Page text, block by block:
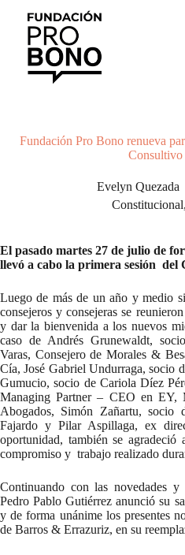
contenido
Fundación Pro Bono renueva
Consultivo
Evelyn Quezada
Constitucional,
El pasado martes 27 de julio de
llevó a cabo la primera sesión del
Luego de más de un año y medio
consejeros y consejeras se
y dar la bienvenida a los nuevos
caso de Andrés Grunewaldt,
Varas, Consejero de Morales &
Cía, José Gabriel Undurraga, socio
Gumucio, socio de Cariola Díez
Managing Partner – CEO en EY,
Abogados, Simón Zañartu, socio
Fajardo y Pilar Aspillaga, ex
oportunidad, también se agradeció
compromiso y trabajo realizado
Continuando con las novedades
Pedro Pablo Gutiérrez anunció su
y de forma unánime los presentes
de Barros & Errazuriz, en su